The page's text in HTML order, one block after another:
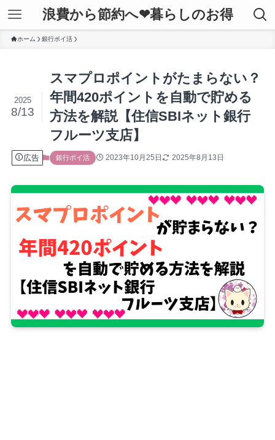
浪費から節約へ❤暮らしのお得
ホーム 銀行ポイ活
スマプロポイントがたまらない？
年間420ポイントを自動で貯める
方法を解説【住信SBIネット銀行
フルーツ支店】
2025
8/13
広告 銀行ポイ活 2023年10月25日 2025年8月13日